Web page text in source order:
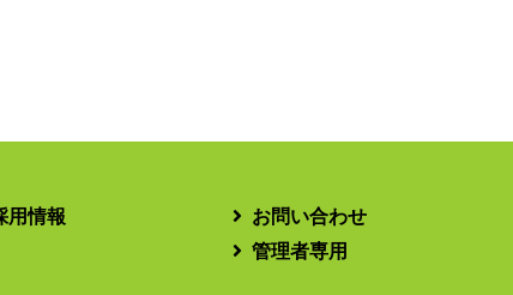
用情報
お問い合わせ
管理者専用